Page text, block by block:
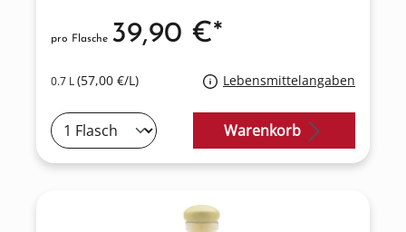
0.7 L(57,00 €/L) Lebensmittelangaben
pro Flasche 39,90 €*
Warenkorb